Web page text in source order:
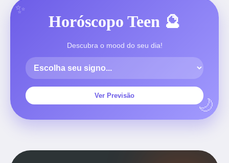
Horóscopo Teen 🔮
Descubra o mood do seu dia!
Ver Previsão